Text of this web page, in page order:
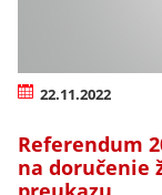
22.11.2022
Referendum
na doručenie